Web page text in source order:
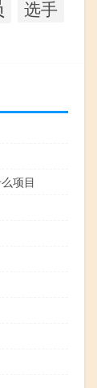
选手
项目